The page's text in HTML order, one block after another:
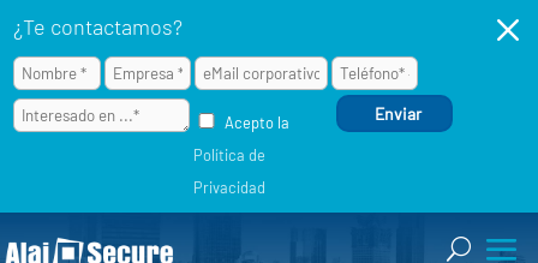
¿Te contactamos?
Acepto la
Política de
Privacidad
M